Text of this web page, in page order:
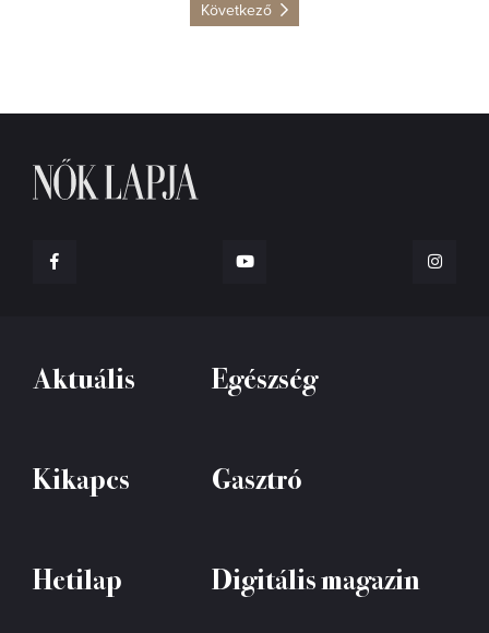
Következő
Aktuális Egészség
Kikapcs Gasztró
Hetilap Digitális magazin